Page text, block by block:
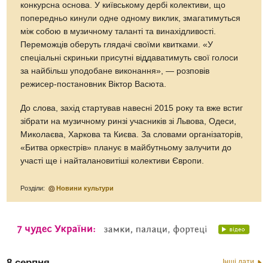
конкурсна основа. У київському дербі колективи, що
попередньо кинули одне одному виклик, змагатимуться
між собою в музичному таланті та винахідливості.
Переможців оберуть глядачі своїми квитками. «У
спеціальні скриньки присутні віддаватимуть свої голоси
за найбільш уподобане виконання», — розповів
режисер-постановник Віктор Васюта.
До слова, захід стартував навесні 2015 року та вже встиг
зібрати на музичному ринзі учасників зі Львова, Одеси,
Миколаєва, Харкова та Києва. За словами організаторів,
«Битва оркестрів» планує в майбутньому залучити до
участі ще і найталановитіші колективи Європи.
Розділи: Новини культури